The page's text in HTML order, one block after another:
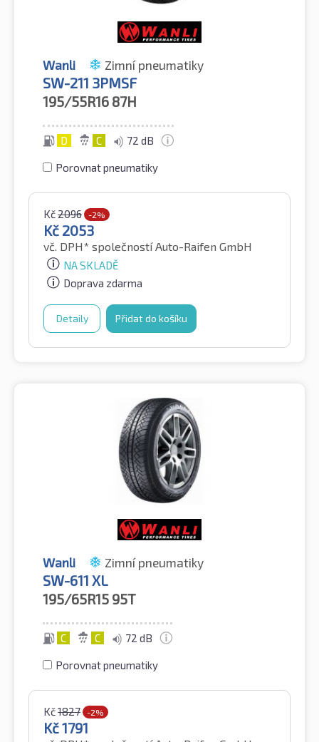
Wanli Zimní pneumatiky
SW-211 3PMSF
195/55R16 87H
D C 72 dB
Porovnat pneumatiky
Kč2096 -2%
Kč 2053
vč. DPH* společností Auto-Raifen GmbH
NA SKLADĚ
Doprava zdarma
Detaily Přidat do košíku
Wanli Zimní pneumatiky
SW-611 XL
195/65R15 95T
C C 72 dB
Porovnat pneumatiky
Kč1827 -2%
Kč1791